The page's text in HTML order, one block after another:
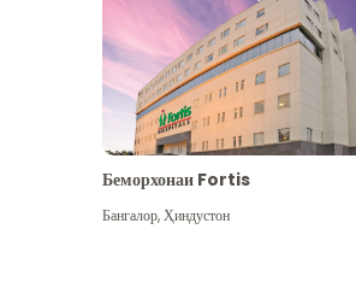
Беморхонаи Fortis
Бангалор,Ҳиндустон